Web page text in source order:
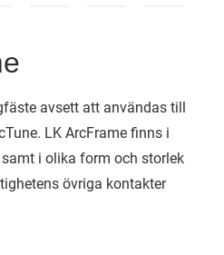
avsett att användas till
LK ArcFrame finns i
i olika form och storlek
övriga kontakter